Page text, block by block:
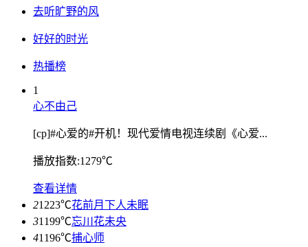
去听旷野的风
好好的时光
热播榜
1
心不由己
[cp]#心爱的#开机！现代爱情电视连续剧《心爱...
播放指数:1279℃
查看详情
21223℃花前月下人未眠
31199℃忘川花未央
41196℃捕心师